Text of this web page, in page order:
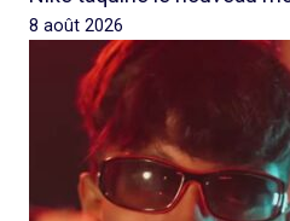
8 août 2026